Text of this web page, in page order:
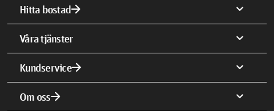
Hitta bostadarrow_forward expand_more
Våra tjänster expand_more
Kundservicearrow_forward expand_more
Om ossarrow_forward expand_more